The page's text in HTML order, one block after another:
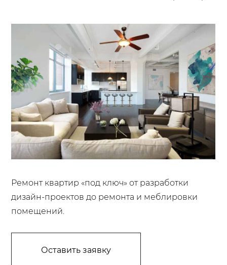
Ремонт квартир «под ключ» от разработки
дизайн-проектов до ремонта и меблировки
помещений.
Оставить заявку